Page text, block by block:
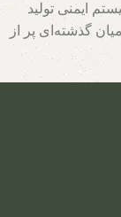
ایمنی تولید
گذشته‌ای پر از
هر برگ سبزی
از عشق به طبیعت و
نه تنها محصولی
را انتخاب